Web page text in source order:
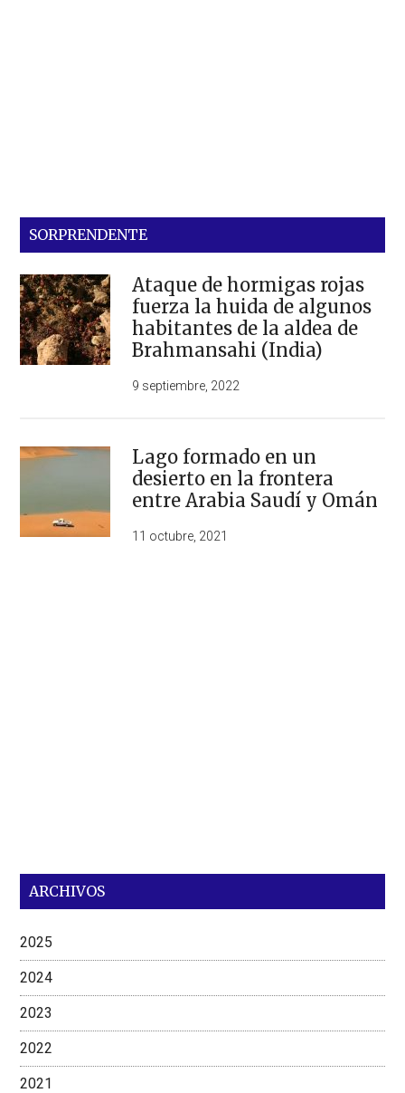
SORPRENDENTE
Ataque de hormigas rojas
fuerza la huida de algunos
habitantes de la aldea de
Brahmansahi (India)
9 septiembre, 2022
Lago formado en un
desierto en la frontera
entre Arabia Saudí y Omán
11 octubre, 2021
ARCHIVOS
2025
2024
2023
2022
2021